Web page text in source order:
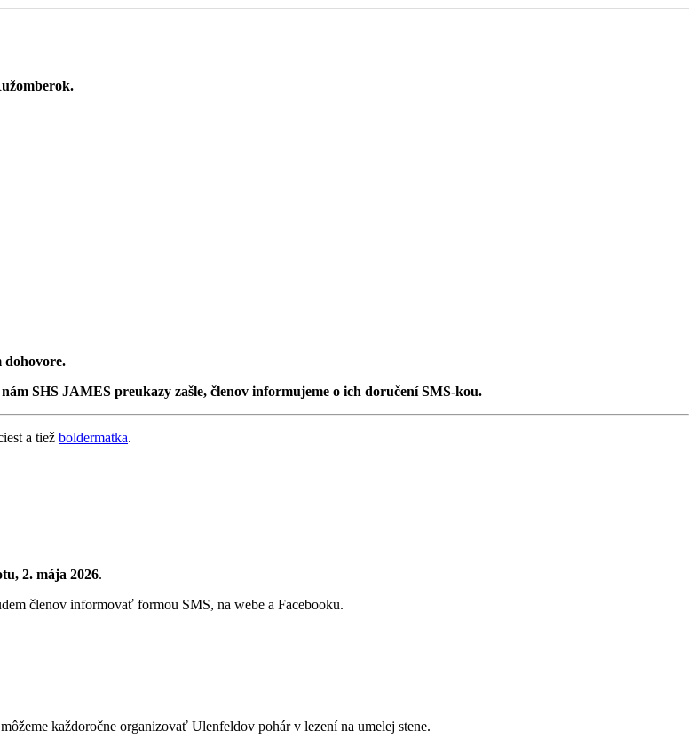
dohovore.
SHS JAMES preukazy zašle, členov informujeme o ich doručení SMS-kou.
a tiež boldermatka.
2. mája 2026.
členov informovať formou SMS, na webe a Facebooku.
každoročne organizovať Ulenfeldov pohár v lezení na umelej stene.